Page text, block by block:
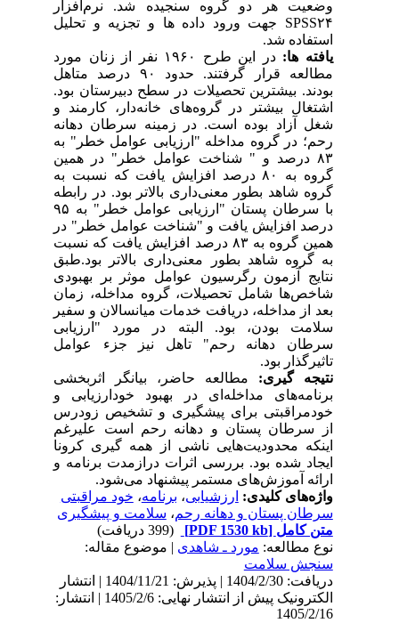
وضعیت هر دو گروه سنجیده شد. نرم‌افزار
SPSS۲۴ جهت ورود داده ها و تجزیه و تحلیل
استفاده شد.
یافته ها:
در این طرح ۱۹۶۰ نفر از زنان مورد
مطالعه قرار گرفتند. حدود ۹۰ درصد متاهل
بودند. بیشترین تحصیلات در سطح دبیرستان بود.
اشتغال بیشتر در گروه‌های خانه‌دار، کارمند و
شغل آزاد بوده است. در زمینه سرطان دهانه
رحم؛ در گروه مداخله "ارزیابی عوامل خطر" به
۸۳ درصد و " شناخت عوامل خطر" در همین
گروه به ۸۰ درصد افزایش یافت که نسبت به
گروه شاهد بطور معنی‌داری بالاتر بود. در رابطه
با سرطان پستان "ارزیابی عوامل خطر" به ۹۵
درصد افزایش یافت و "شناخت عوامل خطر" در
همین گروه به ۸۳ درصد افزایش یافت که نسبت
به گروه شاهد بطور معنی‌داری بالاتر بود.طبق
نتایج آزمون رگرسیون عوامل موثر بر بهبودی
شاخص‌ها شامل تحصیلات، گروه مداخله، زمان
بعد از مداخله، دریافت خدمات میانسالان و سفیر
سلامت بودن، بود. البته در مورد "ارزیابی
سرطان دهانه رحم" تاهل نیز جزء عوامل
تاثیرگذار بود.
نتیجه گیری: مطالعه حاضر، بیانگر اثربخشی
برنامه‌های مداخله‌ای در بهبود خودارزیابی و
خودمراقبتی برای پیشگیری و تشخیص زودرس
از سرطان پستان و دهانه رحم است علیرغم
اینکه محدودیت‌هایی ناشی از همه ‌گیری کرونا
ایجاد شده بود. بررسی اثرات درازمدت برنامه و
ارائه آموزش‌های مستمر پیشنهاد می‌شود.
واژه‌های کلیدی:ارزشیابی،برنامه،خود مراقبتی
سرطان پستان و دهانه رحم،سلامت و پیشگیری
متن کامل[PDF 1530 kb]
نوع مطالعه:مورد ـ شاهدی| موضوع مقاله:
سنجش سلامت
دریافت: 1404/2/30 | پذیرش: 1404/11/21 | انتشار
الکترونیک پیش از انتشار نهایی: 1405/2/6 | انتشار:
1405/2/16